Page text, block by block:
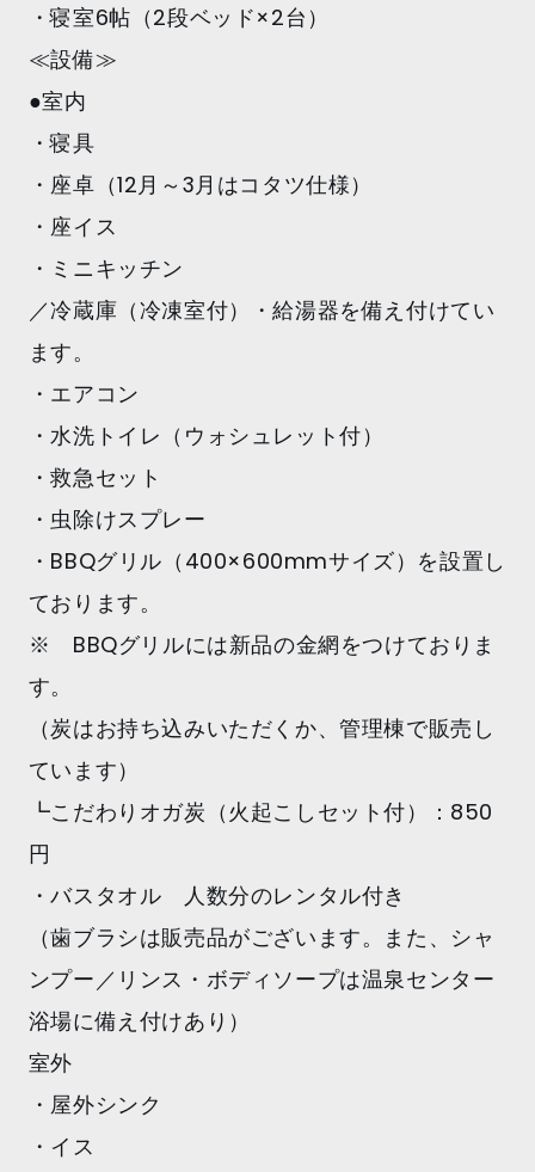
・寝室6帖（2段ベッド×2台）
≪設備≫
●室内
・寝具
・座卓（12月～3月はコタツ仕様）
・座イス
・ミニキッチン
／冷蔵庫（冷凍室付）・給湯器を備え付けてい
ます。
・エアコン
・水洗トイレ（ウォシュレット付）
・救急セット
・虫除けスプレー
・BBQグリル（400×600mmサイズ）を設置し
ております。
※ BBQグリルには新品の金網をつけておりま
す。
（炭はお持ち込みいただくか、管理棟で販売し
ています）
┗こだわりオガ炭（火起こしセット付）：850
円
・バスタオル 人数分のレンタル付き
（歯ブラシは販売品がございます。また、シャ
ンプー／リンス・ボディソープは温泉センター
浴場に備え付けあり）
室外
・屋外シンク
・イス